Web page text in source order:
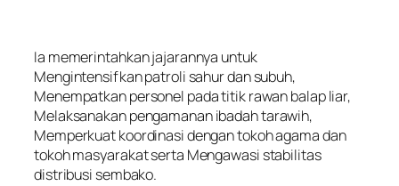
Ia memerintahkan jajarannya untuk
Mengintensifkan patroli sahur dan subuh,
Menempatkan personel pada titik rawan balap liar,
Melaksanakan pengamanan ibadah tarawih,
Memperkuat koordinasi dengan tokoh agama dan
tokoh masyarakat serta Mengawasi stabilitas
distribusi sembako.